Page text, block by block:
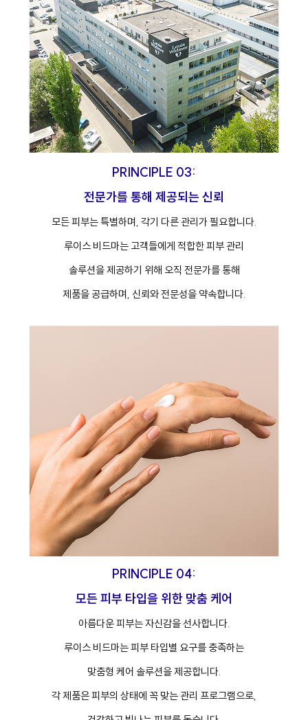
PRINCIPLE 03:
전문가를 통해 제공되는 신뢰
모든 피부는 특별하며, 각기 다른 관리가 필요합니다.
루이스 비드마는 고객들에게 적합한 피부 관리
솔루션을 제공하기 위해 오직 전문가를 통해
제품을 공급하며, 신뢰와 전문성을 약속합니다.
PRINCIPLE 04:
모든 피부 타입을 위한 맞춤 케어
아름다운 피부는 자신감을 선사합니다.
루이스 비드마는 피부 타입별 요구를 충족하는
맞춤형 케어 솔루션을 제공합니다.
각 제품은 피부의 상태에 꼭 맞는 관리 프로그램으로,